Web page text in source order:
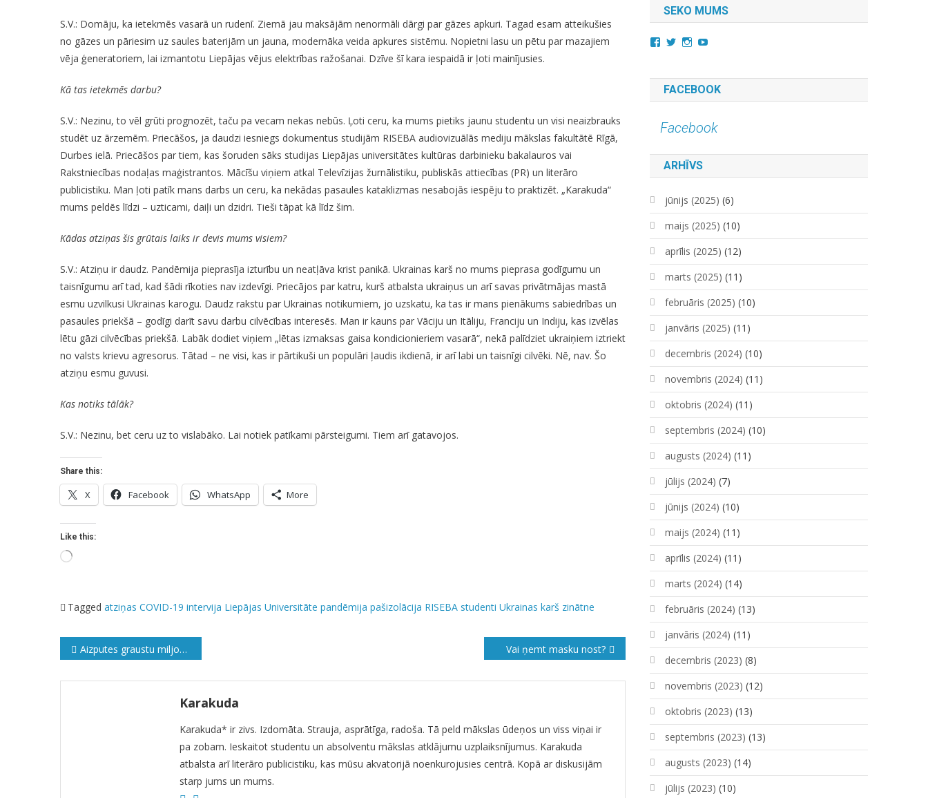
S.V.: Domāju, ka ietekmēs vasarā un rudenī. Ziemā jau maksājām nenormāli dārgi par gāzes apkuri. Tagad esam atteikušies
no gāzes un pāriesim uz saules baterijām un jauna, modernāka veida apkures sistēmu. Nopietni lasu un pētu par mazajiem
vēja ģeneratoriem, lai izmantotu Liepājas vējus elektrības ražošanai. Dzīve šī kara iespaidā ir ļoti mainījusies.
Kā tas ietekmēs darbu?
S.V.: Nezinu, to vēl grūti prognozēt, taču pa vecam nekas nebūs. Ļoti ceru, ka mums pietiks jaunu studentu un visi neaizbrauks
studēt uz ārzemēm. Priecāšos, ja daudzi iesniegs dokumentus studijām RISEBA audiovizuālās mediju mākslas fakultātē Rīgā,
Durbes ielā. Priecāšos par tiem, kas šoruden sāks studijas Liepājas universitātes kultūras darbinieku bakalauros vai
Rakstniecības nodaļas maģistrantos. Mācīšu viņiem atkal Televīzijas žurnālistiku, publiskās attiecības (PR) un literāro
publicistiku. Man ļoti patīk mans darbs un ceru, ka nekādas pasaules kataklizmas nesabojās iespēju to praktizēt. „Karakuda“
mums peldēs līdzi – uzticami, daiļi un dzidri. Tieši tāpat kā līdz šim.
Kādas atziņas šis grūtais laiks ir devis mums visiem?
S.V.: Atziņu ir daudz. Pandēmija pieprasīja izturību un neatļāva krist panikā. Ukrainas karš no mums pieprasa godīgumu un
taisnīgumu arī tad, kad šādi rīkoties nav izdevīgi. Priecājos par katru, kurš atbalsta ukraiņus un arī savas privātmājas mastā
esmu uzvilkusi Ukrainas karogu. Daudz rakstu par Ukrainas notikumiem, jo uzskatu, ka tas ir mans pienākums sabiedrības un
pasaules priekšā – godīgi darīt savu darbu cilvēcības interesēs. Man ir kauns par Vāciju un Itāliju, Franciju un Indiju, kas izvēlas
lētu gāzi cilvēcības priekšā. Labāk dodiet viņiem „lētas izmaksas gaisa kondicionieriem vasarā“, nekā palīdziet ukraiņiem iztriekt
no valsts krievu agresorus. Tātad – ne visi, kas ir pārtikuši un populāri ļaudis ikdienā, ir arī labi un taisnīgi cilvēki. Nē, nav. Šo
atziņu esmu guvusi.
Kas notiks tālāk?
S.V.: Nezinu, bet ceru uz to vislabāko. Lai notiek patīkami pārsteigumi. Tiem arī gatavojos.
Share this:
X Facebook WhatsApp More
Like this:
Loading…
Tagged atziņas COVID-19 intervija Liepājas Universitāte pandēmija pašizolācija RISEBA studenti Ukrainas karš zinātne
Ziņu
Aizputes graustu miljonāri Vai ņemt masku nost?
Karakuda
Karakuda* ir zivs. Izdomāta. Strauja, asprātīga, radoša. Tā peld mākslas ūdeņos un viss viņai ir
pa zobam. Ieskaitot studentu un absolventu mākslas atklājumu uzplaiksnījumus. Karakuda
atbalsta arī literāro publicistiku, kas mūsu akvatorijā noenkurojusies centrā. Kopā ar diskusijām
starp jums un mums.
SEKO MUMS
View
Facebook
View
Twitter
View
Instagram
FACEBOOK
Facebook
ARHĪVS
jūnijs (2025) (6)
maijs (2025) (10)
aprīlis (2025) (12)
marts (2025) (11)
februāris (2025) (10)
janvāris (2025) (11)
decembris (2024) (10)
novembris (2024) (11)
oktobris (2024) (11)
septembris (2024) (10)
augusts (2024) (11)
jūlijs (2024) (7)
jūnijs (2024) (10)
maijs (2024) (11)
aprīlis (2024) (11)
marts (2024) (14)
februāris (2024) (13)
janvāris (2024) (11)
decembris (2023) (8)
novembris (2023) (12)
oktobris (2023) (13)
septembris (2023) (13)
augusts (2023) (14)
jūlijs (2023) (10)